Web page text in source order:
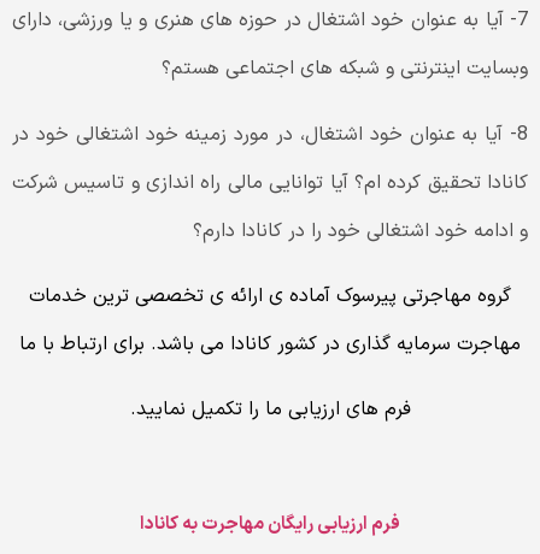
7- آیا به عنوان خود اشتغال در حوزه های هنری و یا ورزشی، دارای
وبسایت اینترنتی و شبکه های اجتماعی هستم؟
8- آیا به عنوان خود اشتغال، در مورد زمینه خود اشتغالی خود در
کانادا تحقیق کرده ام؟ آیا توانایی مالی راه اندازی و تاسیس شرکت
و ادامه خود اشتغالی خود را در کانادا دارم؟
گروه مهاجرتی پیرسوک آماده ی ارائه ی تخصصی ترین خدمات
مهاجرت سرمایه گذاری در کشور کانادا می باشد. برای ارتباط با ما
فرم های ارزیابی ما را تکمیل نمایید.
فرم ارزیابی رایگان مهاجرت به کانادا